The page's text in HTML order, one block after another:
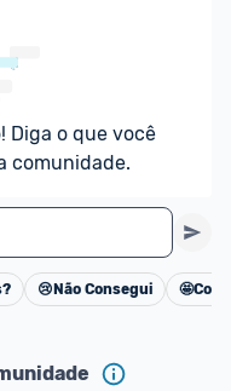
Diga o que você
comunidade.
Cancelar
😢 Não Consegui 🤩